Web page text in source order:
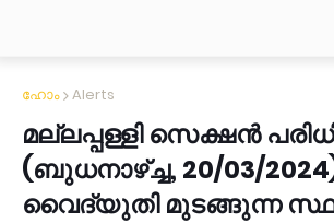
ഹോം Alerts
മല്ലപ്പള്ളി സെക്ഷൻ
(ബുധനാഴ്ച്ച, 20/03/
വൈദ്യുതി മുടങ്ങുന്ന